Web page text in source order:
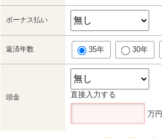
ボーナス払い
返済年数 35年 30年
頭金 直接入力する
万円